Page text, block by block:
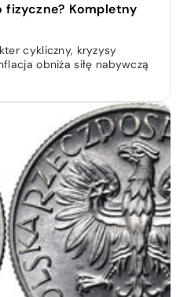
fizyczne? Kompletny
cykliczny, kryzysy
obniża siłę nabywczą